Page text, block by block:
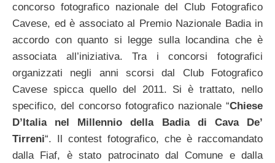
concorso fotografico nazionale del Club Fotografico
Cavese, ed è associato al Premio Nazionale Badia in
accordo con quanto si legge sulla locandina che è
associata all’iniziativa. Tra i concorsi fotografici
organizzati negli anni scorsi dal Club Fotografico
Cavese spicca quello del 2011. Si è trattato, nello
specifico, del concorso fotografico nazionale “Chiese
D’Italia nel Millennio della Badia di Cava De’
Tirreni“. Il contest fotografico, che è raccomandato
dalla Fiaf, è stato patrocinato dal Comune e dalla